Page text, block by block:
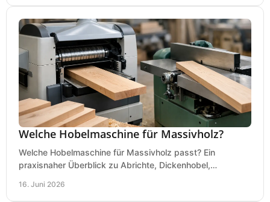
Welche Hobelmaschine für Massivholz?
Welche Hobelmaschine für Massivholz passt? Ein
praxisnaher Überblick zu Abrichte, Dickenhobel,
16. Juni 2026